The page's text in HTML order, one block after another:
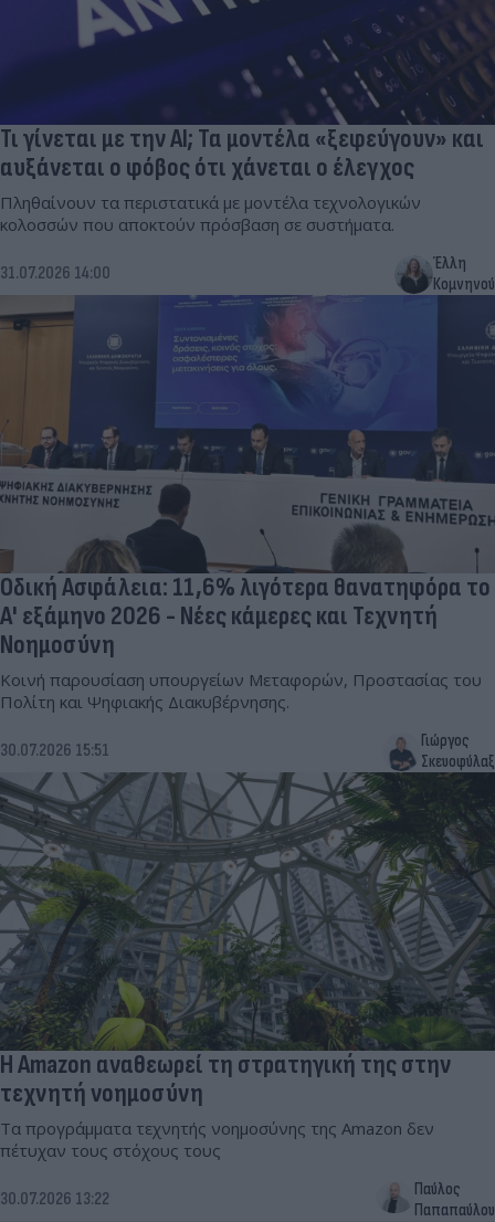
Τι γίνεται με την ΑΙ; Τα μοντέλα «ξεφεύγουν» και
αυξάνεται ο φόβος ότι χάνεται ο έλεγχος
Πληθαίνουν τα περιστατικά με μοντέλα τεχνολογικών
κολοσσών που αποκτούν πρόσβαση σε συστήματα.
31.07.2026 14:00
Έλλη
Κομνηνού
Οδική Ασφάλεια: 11,6% λιγότερα θανατηφόρα το
Α' εξάμηνο 2026 - Νέες κάμερες και Τεχνητή
Νοημοσύνη
Κοινή παρουσίαση υπουργείων Μεταφορών, Προστασίας του
Πολίτη και Ψηφιακής Διακυβέρνησης.
30.07.2026 15:51
Γιώργος
Σκευοφύλαξ
Η Amazon αναθεωρεί τη στρατηγική της στην
τεχνητή νοημοσύνη
Τα προγράμματα τεχνητής νοημοσύνης της Amazon δεν
πέτυχαν τους στόχους τους
30.07.2026 13:22
Παύλος
Παπαπαύλου